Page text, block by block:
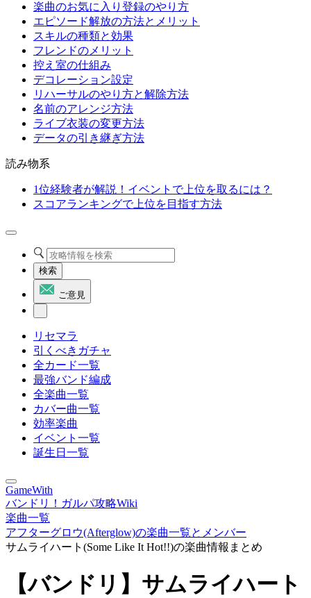
楽曲のお気に入り登録のやり方
エピソード解放の方法とメリット
スキルの種類と効果
フレンドのメリット
控え室の仕組み
デコレーション設定
リハーサルのやり方と解除方法
名前のアレンジ方法
ライブ衣装の変更方法
データの引き継ぎ方法
読み物系
1位経験者が解説！イベントで上位を取るには？
スコアランキングで上位を目指す方法
検索
ご意見
リセマラ
引くべきガチャ
全カード一覧
最強バンド編成
全楽曲一覧
カバー曲一覧
効率楽曲
イベント一覧
誕生日一覧
GameWith
バンドリ！ガルパ攻略Wiki
楽曲一覧
アフターグロウ(Afterglow)の楽曲一覧とメンバー
サムライハート(Some Like It Hot!!)の楽曲情報まとめ
【バンドリ】サムライハート